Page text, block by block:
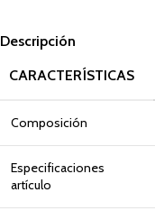
Descripción
CARACTERÍSTICAS
Composición
Especificaciones
artículo